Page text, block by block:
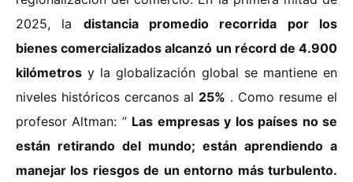
2025, la distancia promedio recorrida por los
bienes comercializados alcanzó un récord de 4.900
kilómetros y la globalización global se mantiene en
niveles históricos cercanos al 25% . Como resume el
profesor Altman: ” Las empresas y los países no se
están retirando del mundo; están aprendiendo a
manejar los riesgos de un entorno más turbulento.